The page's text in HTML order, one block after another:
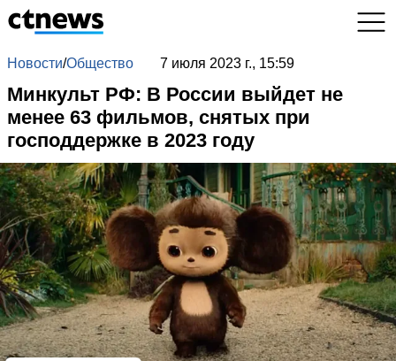
Новости/Общество 7 июля 2023 г., 15:59
Минкульт РФ: В России выйдет не
менее 63 фильмов, снятых при
господдержке в 2023 году